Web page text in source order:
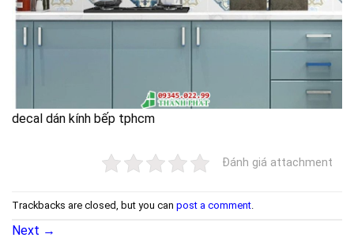
decal dán kính bếp tphcm
Đánh giá attachment
Trackbacks are closed, but you can post a comment
Next →